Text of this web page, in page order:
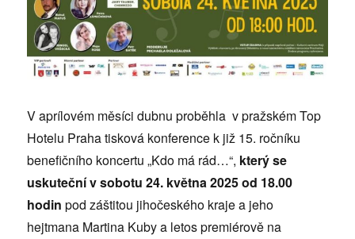
V aprílovém měsíci dubnu proběhla v pražském Top
Hotelu Praha tisková konference k již 15. ročníku
benefičního koncertu „Kdo má rád…“, který se
uskuteční v sobotu 24. května 2025 od 18.00
hodin pod záštitou jihočeského kraje a jeho
hejtmana Martina Kuby a letos premiérově na